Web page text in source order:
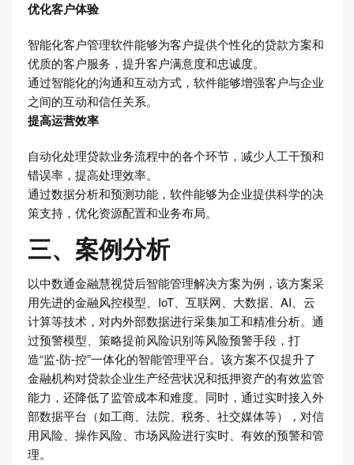
优化客户体验
智能化客户管理软件能够为客户提供个性化的贷款方案和
优质的客户服务，提升客户满意度和忠诚度。
通过智能化的沟通和互动方式，软件能够增强客户与企业
之间的互动和信任关系。
提高运营效率
自动化处理贷款业务流程中的各个环节，减少人工干预和
错误率，提高处理效率。
通过数据分析和预测功能，软件能够为企业提供科学的决
策支持，优化资源配置和业务布局。
三、案例分析
以中数通金融慧视贷后智能管理解决方案为例，该方案采
用先进的金融风控模型、IoT、互联网、大数据、AI、云
计算等技术，对内外部数据进行采集加工和精准分析。通
过预警模型、策略提前风险识别等风险预警手段，打
造“监-防-控”一体化的智能管理平台。该方案不仅提升了
金融机构对贷款企业生产经营状况和抵押资产的有效监管
能力，还降低了监管成本和难度。同时，通过实时接入外
部数据平台（如工商、法院、税务、社交媒体等），对信
用风险、操作风险、市场风险进行实时、有效的预警和管
理。